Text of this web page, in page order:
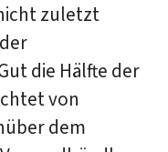
zuletzt
die Hälfte der
von
dem